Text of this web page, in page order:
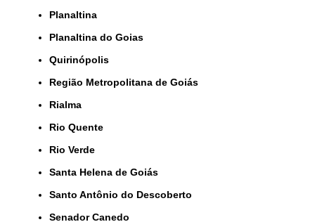
Planaltina
Planaltina do Goias
Quirinópolis
Região Metropolitana de Goiás
Rialma
Rio Quente
Rio Verde
Santa Helena de Goiás
Santo Antônio do Descoberto
Senador Canedo